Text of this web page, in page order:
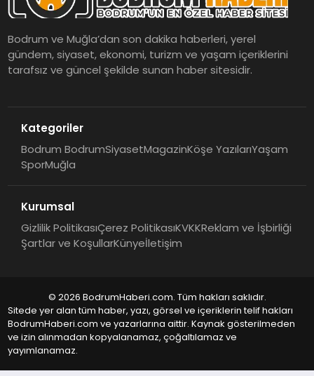
Bodrum ve Muğla’dan son dakika haberleri, yerel
gündem, siyaset, ekonomi, turizm ve yaşam içeriklerini
tarafsız ve güncel şekilde sunan haber sitesidir.
Kategoriler
Bodrum BodrumSiyasetMagazinKöşe YazılarıYaşam
SporMuğla
Kurumsal
Gizlilik PolitikasıÇerez PolitikasıKVKKReklam ve İşbirliği
Şartlar ve KoşullarKünyeİletişim
© 2026 BodrumHaberi.com. Tüm hakları saklıdır.
Sitede yer alan tüm haber, yazı, görsel ve içeriklerin telif hakları
BodrumHaberi.com ve yazarlarına aittir. Kaynak gösterilmeden
ve izin alınmadan kopyalanamaz, çoğaltılamaz ve
yayımlanamaz.